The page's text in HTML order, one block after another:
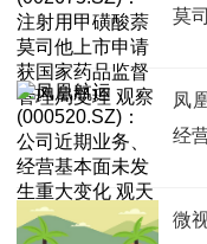
莫
凤
经
微